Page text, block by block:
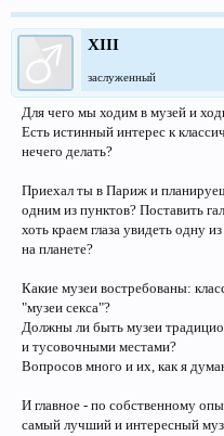
XIII
заслуженный
Для чего мы ходим в музей и
Есть истинный интерес к
нечего делать?
Приехал ты в Париж и
одним из пунктов? Поставить
хоть краем глаза увидеть одну
на планете?
Какие музеи востребованы:
"музеи секса"?
Должны ли быть музеи
и тусовочными местами?
Вопросов много и их, как я
И главное - по собственному
самый лучший и интересный